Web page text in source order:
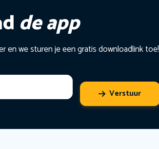
de app
en we sturen je een gratis downloadlink toe!
Verstuur